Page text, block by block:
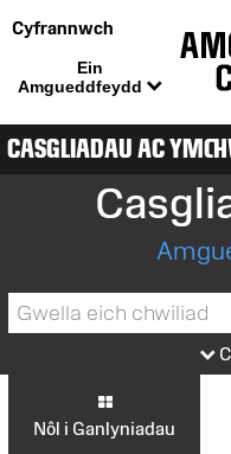
Cyfrannwch
Ein
Amgueddfeydd
CASGLIADAU AC
Nôl i Ganlyniadau